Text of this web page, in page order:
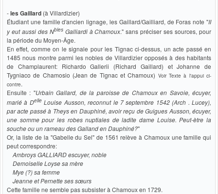
-les Gaillard (à Villardizier)
Étudiant une famille d'ancien lignage, les Gaillard/Gailliard, de Foras note "II
y eut aussi des NblesGalliardi à Chamoux." sans préciser ses sources, pour
la période du Moyen-Âge.
En effet, comme on le signale pour les Tignac ci-dessus, un acte passé en
1485 nous montre parmi les nobles de Villardizier opposés à des habitants
de Champlaurent: Richardo Gallerii (Richard Gaillard) et Johanne de
Tygniaco de Chamosio (Jean de Tignac et Chamoux) Voir Texte à l'appui ci-
contre.
Ensuite : "Urbain Gallard, de la paroisse de Chamoux en Savoie, écuyer,
marié à DelleLouise Ausson, reconnut le 7 septembre 1542 (Arch . Lucey),
par acte passé à Theys en Dauphiné, avoir reçu de Guigues Ausson, écuyer,
une somme pour les robes nuptiales de ladite dame Louise. Peut-ètre la
souche ou un rameau des Galland en Dauphiné?"
Or, la liste de la "Gabelle du Sel" de 1561 relève à Chamoux une famille qui
peut correspondre:
Ambroys GALLIARD escuyer, noble
Demoiselle Loyse sa mère
Mye (?) sa femme
Jeanne et Pernette ses sœurs
Cette famille ne semble pas subsister à Chamoux en 1729.